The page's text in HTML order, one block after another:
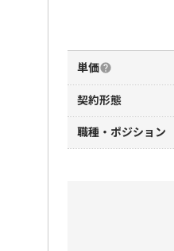
単価
契約形態
職種・ポジション